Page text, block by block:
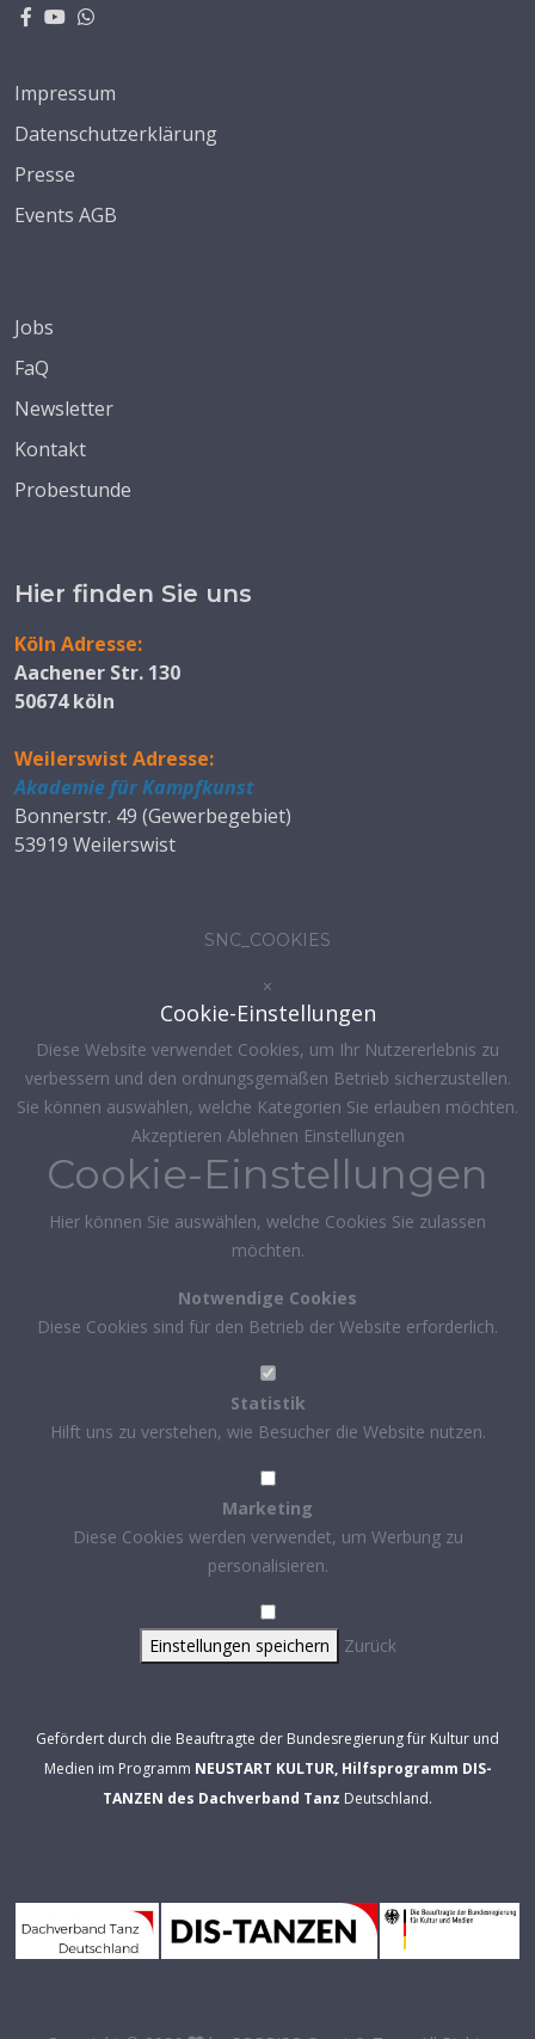
Impressum
Datenschutzerklärung
Presse
Events AGB
Jobs
FaQ
Newsletter
Kontakt
Probestunde
Hier finden Sie uns
Köln Adresse:
Aachener Str. 130
50674 köln
Weilerswist Adresse:
Akademie für Kampfkunst
Bonnerstr. 49 (Gewerbegebiet)
53919 Weilerswist
SNC_COOKIES
×
Cookie-Einstellungen
Diese Website verwendet Cookies, um Ihr Nutzererlebnis zu
verbessern und den ordnungsgemäßen Betrieb sicherzustellen.
Sie können auswählen, welche Kategorien Sie erlauben möchten.
Akzeptieren Ablehnen Einstellungen
Cookie-Einstellungen
Hier können Sie auswählen, welche Cookies Sie zulassen
möchten.
Notwendige Cookies
Diese Cookies sind für den Betrieb der Website erforderlich.
Statistik
Hilft uns zu verstehen, wie Besucher die Website nutzen.
Marketing
Diese Cookies werden verwendet, um Werbung zu
personalisieren.
Einstellungen speichern Zurück
Gefördert durch die Beauftragte der Bundesregierung für Kultur und
Medien im Programm NEUSTART KULTUR, Hilfsprogramm DIS-
TANZEN des Dachverband Tanz Deutschland.